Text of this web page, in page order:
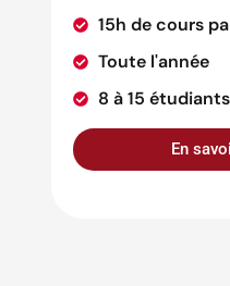
15h de cours
Toute l'année
8 à 15
En